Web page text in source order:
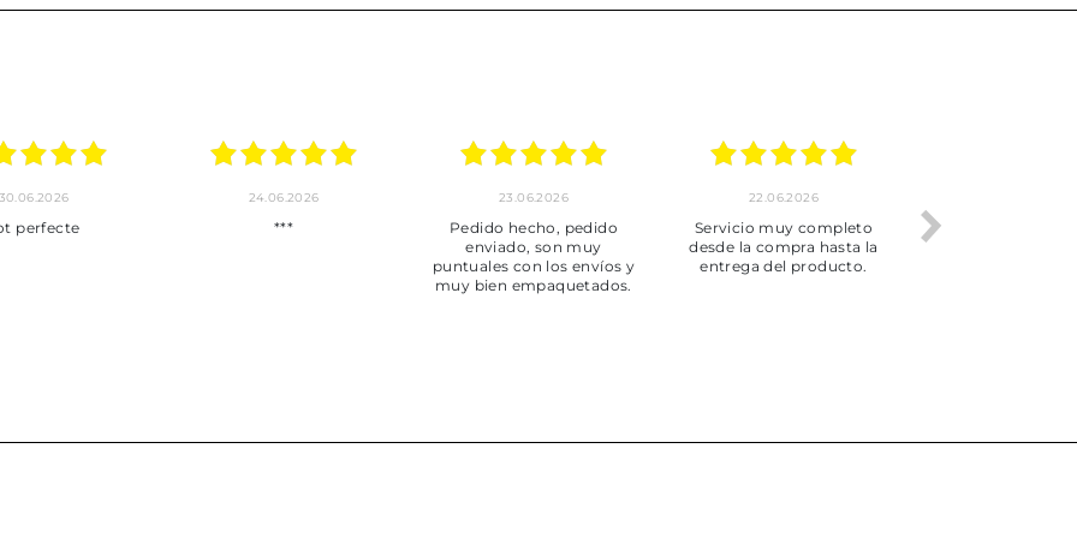
perfecte
24.06.2026
***
23.06.2026
Pedido hecho, pedido
enviado, son muy
puntuales con los envíos y
muy bien empaquetados.
22.06.2026
Servicio muy completo
desde la compra hasta la
entrega del producto.